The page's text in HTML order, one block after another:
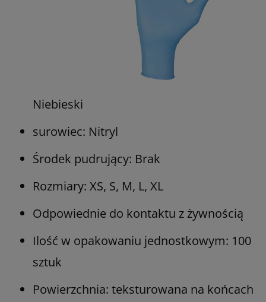
Niebieski
surowiec: Nitryl
Środek pudrujący: Brak
Rozmiary: XS, S, M, L, XL
Odpowiednie do kontaktu z żywnością
Ilość w opakowaniu jednostkowym: 100
sztuk
Powierzchnia: teksturowana na końcach